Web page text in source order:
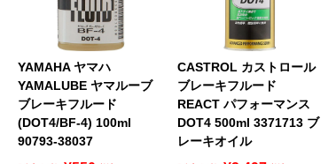
YAMAHA ヤマハ
YAMALUBE ヤマルーブ
ブレーキフルード
(DOT4/BF-4) 100ml
90793-38037
CASTROL カストロール
ブレーキフルード
REACT パフォーマンス
DOT4 500ml 3371713 ブ
レーキオイル